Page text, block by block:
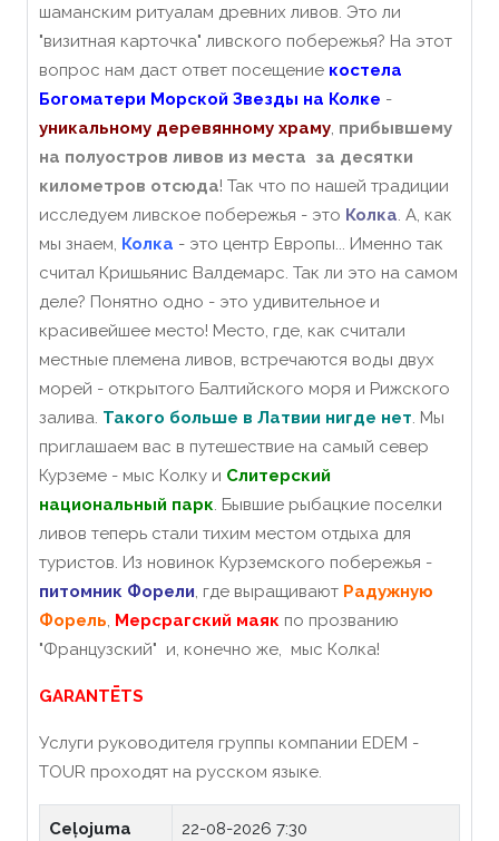
шаманским ритуалам древних ливов. Это ли
"визитная карточка" ливского побережья? На этот
вопрос нам даст ответ посещение костела
Богоматери Морской Звезды на Колке -
уникальному деревянному храму, прибывшему
на полуостров ливов из места за десятки
километров отсюда! Так что по нашей традиции
исследуем ливское побережья - это Колка. А, как
мы знаем, Колка - это центр Европы... Именно так
считал Кришьянис Валдемарс. Так ли это на самом
деле? Понятно одно - это удивительное и
красивейшее место! Место, где, как считали
местные племена ливов, встречаются воды двух
морей - открытого Балтийского моря и Рижского
залива. Такого больше в Латвии нигде нет. Мы
приглашаем вас в путешествие на самый север
Курземе - мыс Колку и Слитерский
национальный парк. Бывшие рыбацкие поселки
ливов теперь стали тихим местом отдыха для
туристов. Из новинок Курземского побережья -
питомник Форели, где выращивают Радужную
Форель, Мерсрагский маяк по прозванию
"Французский" и, конечно же, мыс Колка!
GARANTĒTS
Услуги руководителя группы компании EDEM -
TOUR проходят на русском языке.
Ceļojuma
22-08-2026 7:30